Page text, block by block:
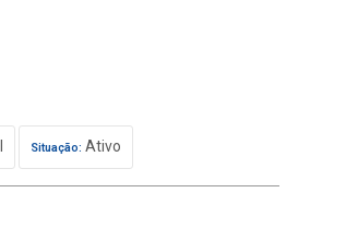
Situação: Ativo